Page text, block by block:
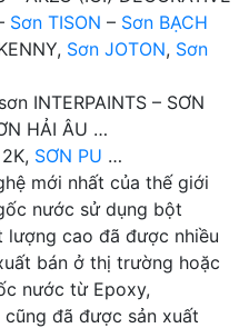
Sơn TISON – Sơn BẠCH
Sơn JOTON, Sơn
INTERPAINTS – SƠN
HẢI ÂU …
SƠN PU …
mới nhất của thế giới
nước sử dụng bột
lượng cao đã được nhiều
bán ở thị trường hoặc
nước từ Epoxy,
đã được sản xuất